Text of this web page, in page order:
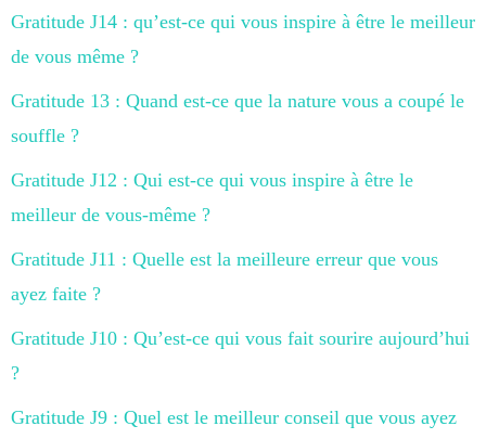
Gratitude J14 : qu’est-ce qui vous inspire à être le meilleur
de vous même ?
Gratitude 13 : Quand est-ce que la nature vous a coupé le
souffle ?
Gratitude J12 : Qui est-ce qui vous inspire à être le
meilleur de vous-même ?
Gratitude J11 : Quelle est la meilleure erreur que vous
ayez faite ?
Gratitude J10 : Qu’est-ce qui vous fait sourire aujourd’hui
?
Gratitude J9 : Quel est le meilleur conseil que vous ayez